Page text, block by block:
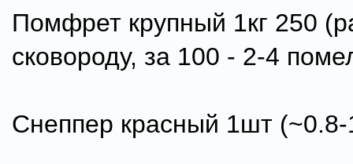
Помфрет крупный 1кг 250
сковороду, за 100 - 2-4
Снеппер красный 1шт (~0.8-